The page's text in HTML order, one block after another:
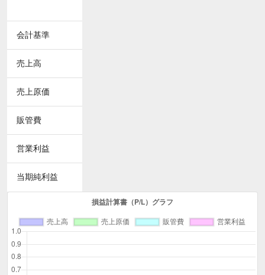
会計基準
売上高
売上原価
販管費
営業利益
当期純利益